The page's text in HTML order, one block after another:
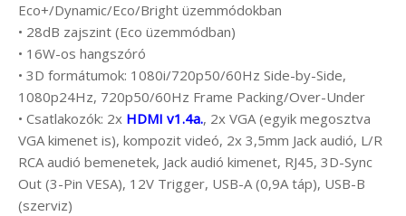
Eco+/Dynamic/Eco/Bright üzemmódokban
• 28dB zajszint (Eco üzemmódban)
• 16W-os hangszóró
• 3D formátumok: 1080i/720p50/60Hz Side-by-Side,
1080p24Hz, 720p50/60Hz Frame Packing/Over-Under
• Csatlakozók: 2x HDMI v1.4a., 2x VGA (egyik megosztva
VGA kimenet is), kompozit videó, 2x 3,5mm Jack audió, L/R
RCA audió bemenetek, Jack audió kimenet, RJ45, 3D-Sync
Out (3-Pin VESA), 12V Trigger, USB-A (0,9A táp), USB-B
(szerviz)